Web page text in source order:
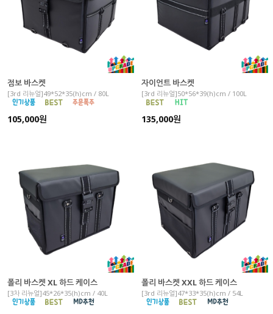
점보 바스켓
[3rd 리뉴얼]49*52*35(h)cm / 80L
105,000원
자이언트 바스켓
[3rd 리뉴얼]50*56*39(h)cm / 100L
135,000원
폴리 바스켓 XL 하드 케이스
[3차 리뉴얼]45*26*35(h)cm / 40L
폴리 바스켓 XXL 하드 케이스
[3rd 리뉴얼]47*33*35(h)cm / 54L